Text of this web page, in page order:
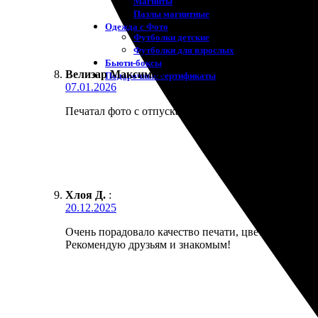
Пазлы магнитные
Одежда с Фото
Футболки детские
Футболки для взрослых
Бьюти-боксы
Подарочные сертификаты
Велизар Максимов :
07.01.2026
Печатал фото с отпуска на море. Цвет воды
Хлоя Д. :
20.12.2025
Очень порадовало качество печати, цвета яркие
Рекомендую друзьям и знакомым!